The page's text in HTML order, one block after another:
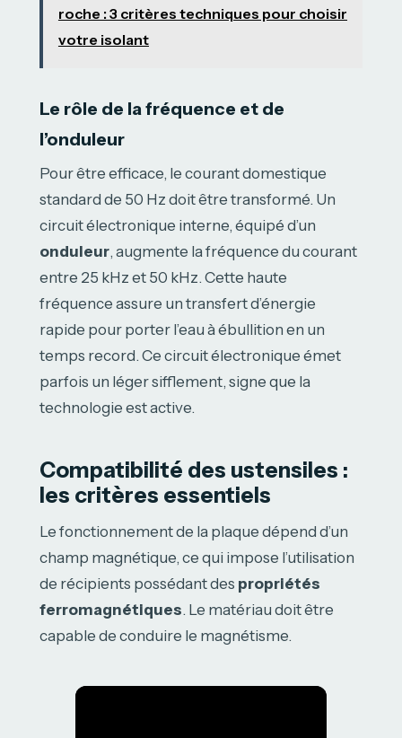
roche : 3 critères techniques pour choisir
votre isolant
Le rôle de la fréquence et de
l’onduleur
Pour être efficace, le courant domestique
standard de 50 Hz doit être transformé. Un
circuit électronique interne, équipé d’un
onduleur, augmente la fréquence du courant
entre 25 kHz et 50 kHz. Cette haute
fréquence assure un transfert d’énergie
rapide pour porter l’eau à ébullition en un
temps record. Ce circuit électronique émet
parfois un léger sifflement, signe que la
technologie est active.
Compatibilité des ustensiles :
les critères essentiels
Le fonctionnement de la plaque dépend d’un
champ magnétique, ce qui impose l’utilisation
de récipients possédant des propriétés
ferromagnétiques. Le matériau doit être
capable de conduire le magnétisme.